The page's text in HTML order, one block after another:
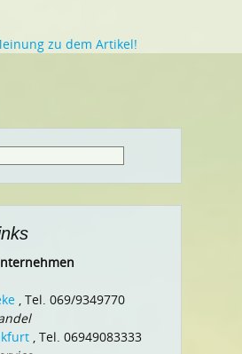
zu dem Artikel!
, Tel. 069/9349770
, Tel. 06949083333